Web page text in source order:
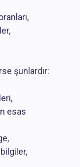
şunlardır:
esas